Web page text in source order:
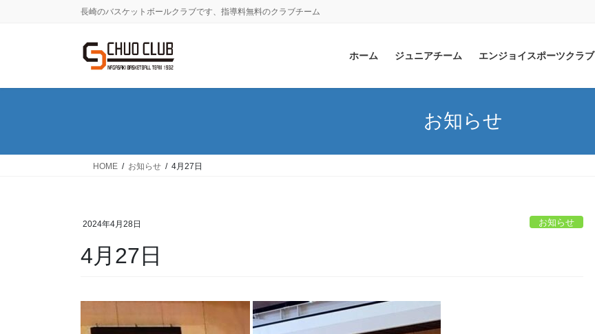
に
ョ
動
長崎のバスケットボールクラブです、指導料無料のクラブチーム
ホーム ジュニアチーム エンジョイスポーツクラブ
お知らせ
HOME お知らせ 4月27日
2024年4月28日 お知らせ
4月27日